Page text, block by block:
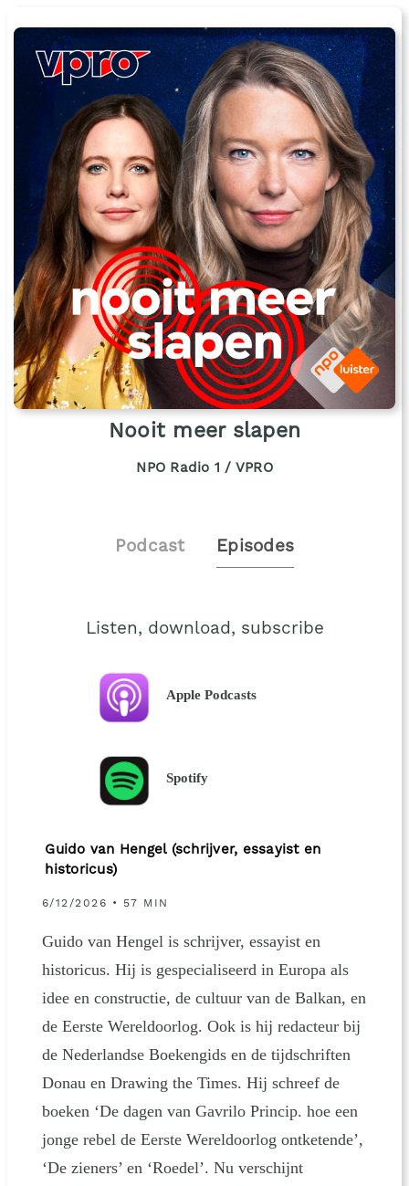
Nooit meer slapen
NPO Radio 1 / VPRO
Podcast Episodes
Listen, download, subscribe
Apple Podcasts
Spotify
Guido van Hengel (schrijver, essayist en
historicus)
6/12/2026 • 57 MIN
Guido van Hengel is schrijver, essayist en
historicus. Hij is gespecialiseerd in Europa als
idee en constructie, de cultuur van de Balkan, en
de Eerste Wereldoorlog. Ook is hij redacteur bij
de Nederlandse Boekengids en de tijdschriften
Donau en Drawing the Times. Hij schreef de
boeken ‘De dagen van Gavrilo Princip. hoe een
jonge rebel de Eerste Wereldoorlog ontketende’,
‘De zieners’ en ‘Roedel’. Nu verschijnt